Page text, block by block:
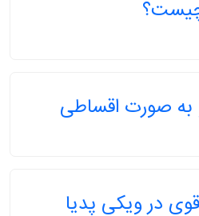
به صورت اقساطی
در ویکی پدیا